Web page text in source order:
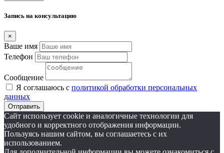
Запись на консультацию
×
Ваше имя
Телефон
Сообщение
Я соглашаюсь с политикой обработки персональных
данных
Отправить
Сайт использует cookie и аналогичные технологии для
удобного и корректного отображения информации.
Пользуясь нашим сайтом, вы соглашаетесь с их
использованием.